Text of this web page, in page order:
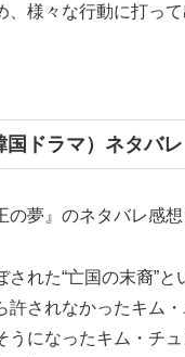
、様々な行動に打っ
国ドラマ）ネタバ
の夢』のネタバレ感想
れた“亡国の末裔”と
許されなかったキム・
うになったキム・チ